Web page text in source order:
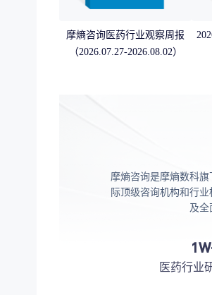
摩熵咨询医药行业观察周报
（2026.07.27-2026.08.02）
摩熵咨询是摩熵数科
际顶级咨询机构和行
及全
医药行业